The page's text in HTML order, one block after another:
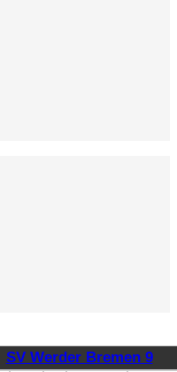
SV Werder Bremen 9